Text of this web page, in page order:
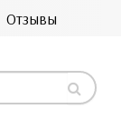
Отзывы